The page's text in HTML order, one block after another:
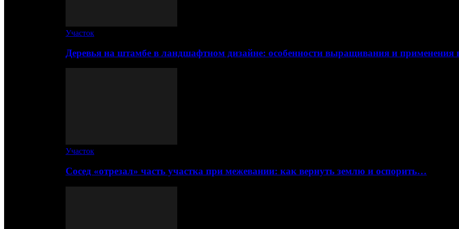
Участок
Деревья на штамбе в ландшафтном дизайне: особенности выращивания и
Участок
Сосед «отрезал» часть участка при межевании: как вернуть землю и оспорить…